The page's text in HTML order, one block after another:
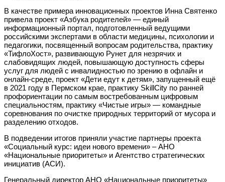
В качестве примера инновационных проектов Инна Святенко
привела проект «Азбука родителей» — единый
информационный портал, подготовленный ведущими
российскими экспертами в области медицины, психологии и
педагогики, посвященный вопросам родительства, практику
«ТифлоХост», развивающую Рунет для незрячих и
слабовидящих людей, повышающую доступность сферы
услуг для людей с инвалидностью по зрению в офлайн и
онлайн-среде, проект «Дети едут к детям», запущенный ещё
в 2021 году в Пермском крае, практику SkillCity по ранней
профориентации по самым востребованным цифровым
специальностям, практику «Чистые игры» — командные
соревнования по очистке природных территорий от мусора и
разделению отходов.
В подведении итогов приняли участие партнеры проекта
«Социальный курс: идеи нового времени» – АНО
«Национальные приоритеты» и Агентство стратегических
инициатив (АСИ).
Генеральный директор АНО «Национальные приоритеты»